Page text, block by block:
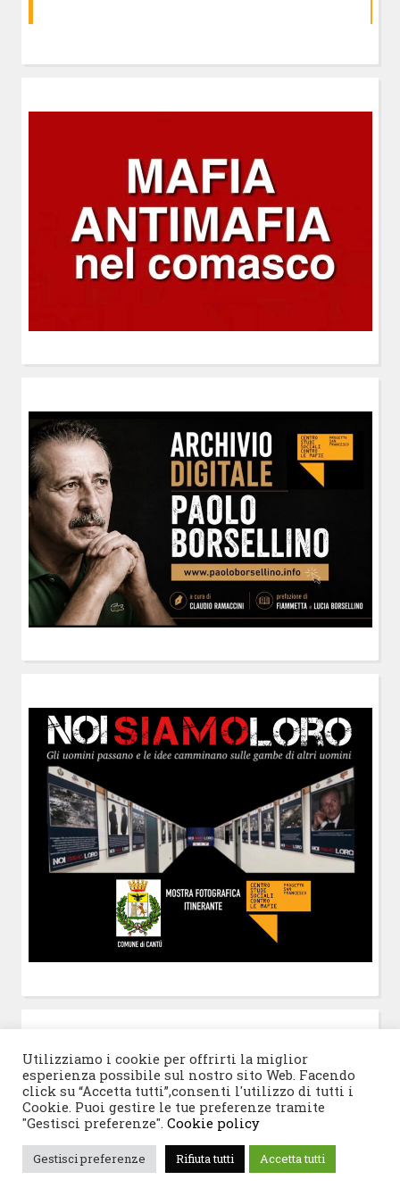
© 2026 Progetto San Francesco |Tema WordPress:
Blogghiamodi CrestaProject.
Utilizziamo i cookie per offrirti la miglior
esperienza possibile sul nostro sito Web. Facendo
click su “Accetta tutti”,consenti l'utilizzo di tutti i
Cookie. Puoi gestire le tue preferenze tramite
"Gestisci preferenze". Cookie policy
Gestisci preferenze Rifiuta tutti Accetta tutti